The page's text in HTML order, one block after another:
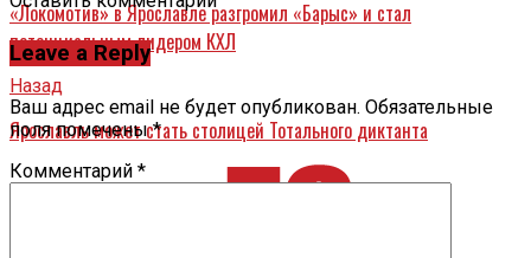
«Локомотив» в Ярославле разгромил «Барыс» и стал
потенциальным лидером КХЛ
Назад
Ярославль может стать столицей Тотального диктанта
Leave a Reply
Ваш адрес email не будет опубликован. Обязательные
поля помечены*
Комментарий *